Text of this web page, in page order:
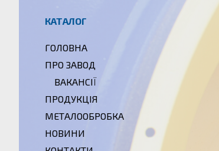
КАТАЛОГ
ГОЛОВНА
ПРО ЗАВОД
ВАКАНСІЇ
ПРОДУКЦІЯ
МЕТАЛООБРОБКА
НОВИНИ